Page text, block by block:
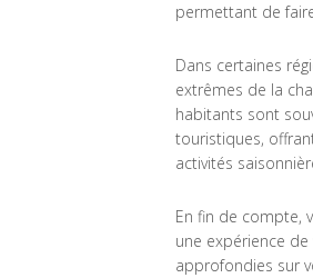
permettant de
Dans certaines
extrêmes de la
habitants sont
touristiques,
activités
En fin de compte,
une expérience
approfondies sur